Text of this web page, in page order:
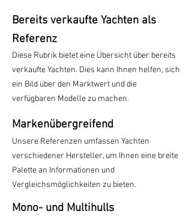
Bereits verkaufte Yachten als
Referenz
Diese Rubrik bietet eine Übersicht über bereits
verkaufte Yachten. Dies kann Ihnen helfen, sich
ein Bild über den Marktwert und die
verfügbaren Modelle zu machen.
Markenübergreifend
Unsere Referenzen umfassen Yachten
verschiedener Hersteller, um Ihnen eine breite
Palette an Informationen und
Vergleichsmöglichkeiten zu bieten.
Mono- und Multihulls